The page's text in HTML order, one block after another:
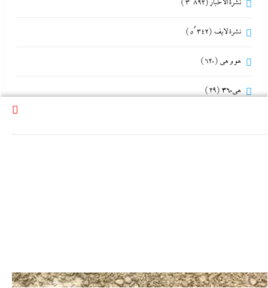
نشرة الأخبار (3٬892)
نشرة لايف (5٬342)
هو و هي (620)
هى360 (29)